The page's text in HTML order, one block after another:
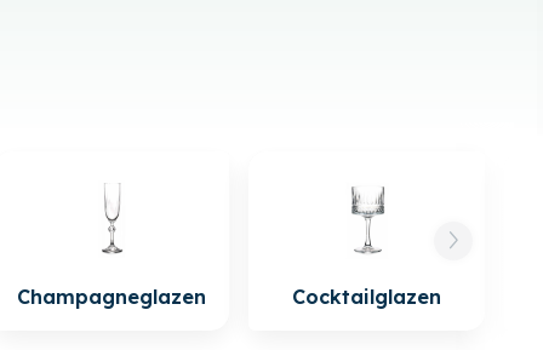
Champagneglazen Cocktailglazen